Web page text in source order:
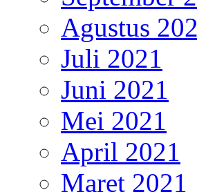
Agustus
Juli 2021
Juni 2021
Mei 2021
April 2021
Maret 2021